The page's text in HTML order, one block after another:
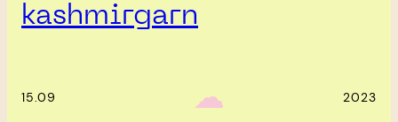
kashmirgarn
15.09 ‎ ‎‎ ☁︎‎‎ 2023